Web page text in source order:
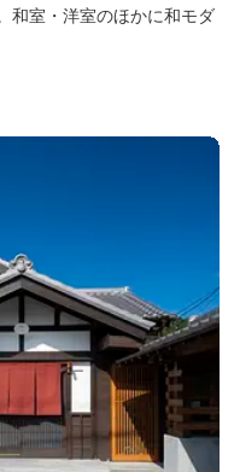
和室・洋室のほかに和モダ